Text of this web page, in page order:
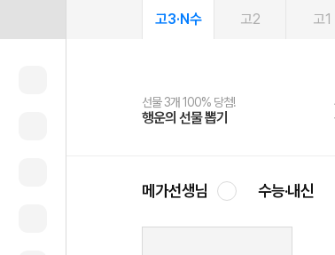
고3·N수 고2 고1
선물 3개 100% 당첨!
행운의 선물 뽑기
선물 100% 증정!
메가스터디 X 올리브
여름방학 스터디 캐시백
메가런 썸머스쿨
2027 러셀 단과
강사 공개선발
스마트러닝앱
설문 EVENT
메가패스
3일 무료 체험권
메가패스 수강생 무료혜택!
메가클럽 멤버십
사회공헌 캠페인
희망이룸 메가나눔
메가선생님 수능·내신